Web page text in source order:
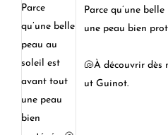
Parce qu’une
une peau bien
🐚À découvrir dès
ut Guinot.